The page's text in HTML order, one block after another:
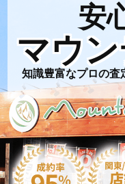
安
マウ
知識豊富なプロの査